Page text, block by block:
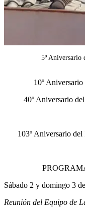
5º
10º
40º Aniversario
103º Aniversario
Sábado 2 y domingo 3
Reunión del Equipo de